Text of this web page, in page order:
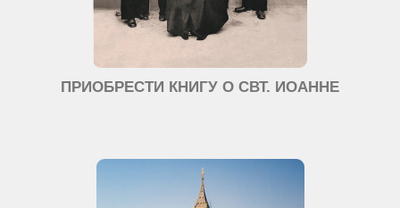
ПРИОБРЕСТИ КНИГУ О СВТ. ИОАННЕ